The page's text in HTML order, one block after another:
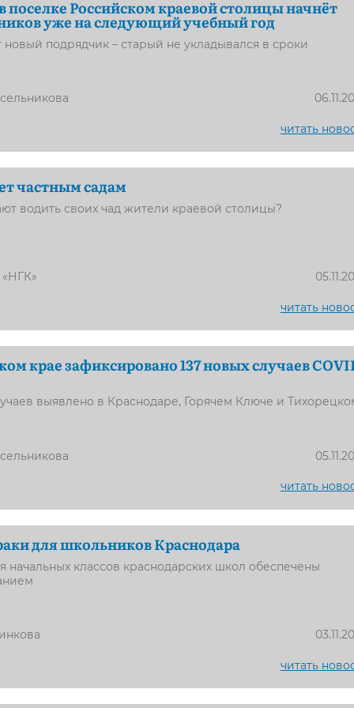
поселке Российском краевой столицы начнёт
уже на следующий учебный год
новый подрядчик – старый не укладывался в сроки
читать
частным садам
водить своих чад жители краевой столицы?
читать
крае зафиксировано 137 новых случаев
выявлено в Краснодаре, Горячем Ключе и
читать
для школьников Краснодара
начальных классов краснодарских школ обеспечены
читать